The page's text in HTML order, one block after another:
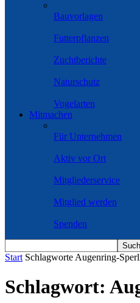
Bauvorlagen
Futterpflanzen
Zuchtberichte
Naturschutz
Vogelarten
Mitmachen
Für Unternehmen
Aktiv vor Ort
Mitgliederservice
Mitglied werden
Spenden
Start Schlagworte Augenring-
Schlagwort: